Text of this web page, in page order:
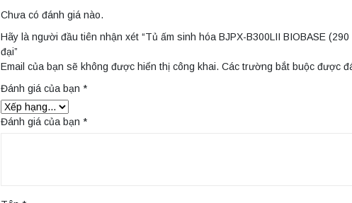
Chưa có đánh giá nào.
Hãy là người đầu tiên nhận xét “Tủ ấm sinh hóa BJPX-B300LII BIOBASE
đại”
Email của bạn sẽ không được hiển thị công khai. Các trường bắt buộc được
Đánh giá của bạn*
Đánh giá của bạn*